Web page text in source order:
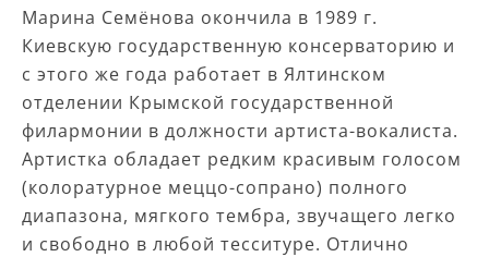
Марина Семёнова окончила в 1989 г.
Киевскую государственную консерваторию и
с этого же года работает в Ялтинском
отделении Крымской государственной
филармонии в должности артиста-вокалиста.
Артистка обладает редким красивым голосом
(колоратурное меццо-сопрано) полного
диапазона, мягкого тембра, звучащего легко
и свободно в любой тесситуре. Отлично